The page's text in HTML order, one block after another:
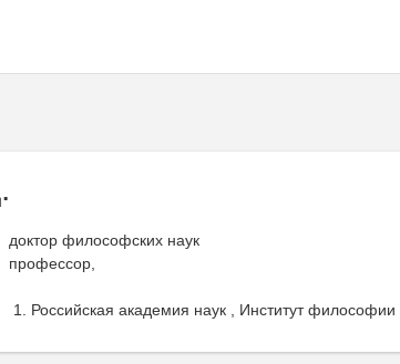
доктор философских наук
профессор,
Российская академия наук , Институт философии